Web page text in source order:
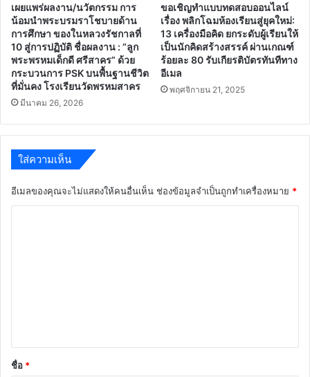
เผยแพร่ผลงาน/นวัตกรรม การ
น้อมนำพระบรมราโชบายด้าน
การศึกษา ของในหลวงรัชกาลที่
10 สู่การปฏิบัติ ชื่อผลงาน : “ลูก
พระพรหมเด็กดี ศรีสาคร” ด้วย
กระบวนการ PSK บนพื้นฐานชีวิต
ที่มั่นคง โรงเรียนวัดพรหมสาคร
มีนาคม 26, 2026
ขอเชิญทำแบบทดสอบออนไลน์
เรื่อง พลิกโฉมห้องเรียนสู่ยุคใหม่:
13 เครื่องมือคิด ยกระดับผู้เรียนให้
เป็นนักคิดสร้างสรรค์ ผ่านเกณฑ์
ร้อยละ 80 รับเกียรติบัตรทันทีทาง
อีเมล
พฤศจิกายน 21, 2025
ใส่ความเห็น
อีเมลของคุณจะไม่แสดงให้คนอื่นเห็น ช่องข้อมูลจำเป็นถูกทำเครื่องหมาย *
*
ชื่อ *